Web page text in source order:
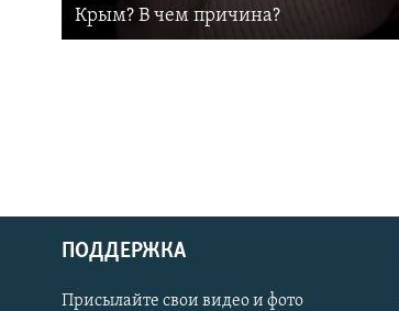
Українською
Крым? В чем причина?
ПОДДЕРЖКА
Присылайте свои видео и фото